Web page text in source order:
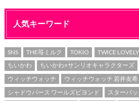
人気キーワード
SNS THE苺ミルク TOKIO TWICE
ちいかわ
ちいかわ×サンリオキャラクターズ
ウィッチウォッチ
ウィッチウォッチ 若井友希
シャドウバース ワールズビヨンド
スターバッ